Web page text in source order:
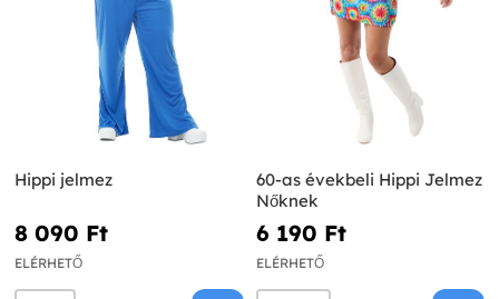
Hippi jelmez
8 090 Ft‎
ELÉRHETŐ
60-as évekbeli Hippi Jelmez
Nőknek
6 190 Ft‎
ELÉRHETŐ